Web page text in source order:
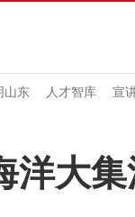
山东 人才智库 宣
洋大